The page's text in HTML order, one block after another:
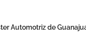
Automotriz de